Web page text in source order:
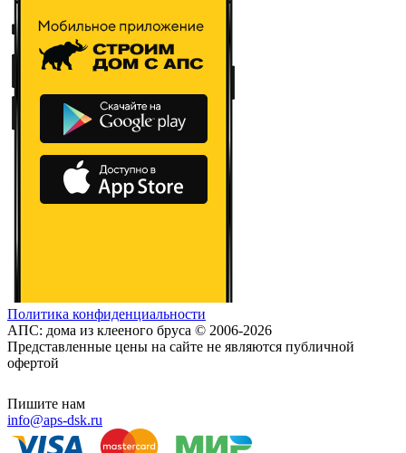
Политика конфиденциальности
АПС: дома из клееного бруса © 2006-2026
Представленные цены на сайте не являются публичной
офертой
Пишите нам
info@aps-dsk.ru